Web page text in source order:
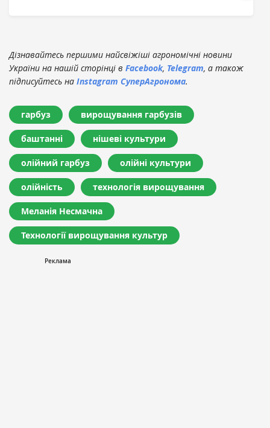
Дізнавайтесь першими найсвіжіші агрономічні новини
України на нашій сторінці в Facebook, Telegram, а також
підписуйтесь на Instagram СуперАгронома.
гарбуз вирощування гарбузів
баштанні нішеві культури
олійний гарбуз олійні культури
олійність технологія вирощування
Меланія Несмачна
Технології вирощування культур